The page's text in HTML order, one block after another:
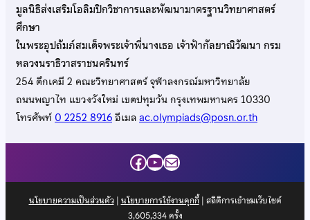
มูลนิธิส่งเสริมโอลิมปิกวิชาการและพัฒนามาตรฐานวิทยาศาสตร์
ศึกษา
ในพระอุปถัมภ์สมเด็จพระเจ้าพี่นางเธอ เจ้าฟ้ากัลยาณิวัฒนา กรม
หลวงนราธิวาสราชนครินทร์
254 ตึกเคมี 2 คณะวิทยาศาสตร์ จุฬาลงกรณ์มหาวิทยาลัย
ถนนพญาไท แขวงวังใหม่ เขตปทุมวัน กรุงเทพมหานคร 10330
โทรศัพท์0 2252 8916อีเมลac.olympiads@posn.or.th
Facebook
YouTube
Mail
นโยบายความเป็นส่วนตัว| นโยบายการใช้งานคุกกี้| สถิติการเข้าชมเว็บไซต์
3,605,334ครั้ง